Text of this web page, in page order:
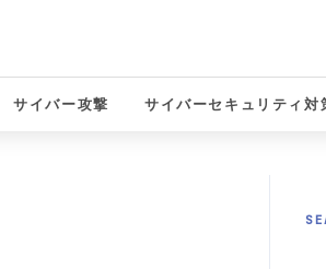
サイバー攻撃 サイバーセキュリティ対